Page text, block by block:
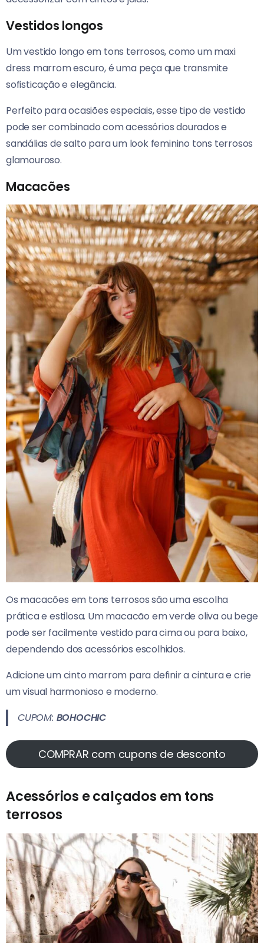
Vestidos longos
Um vestido longo em tons terrosos, como um maxi
dress marrom escuro, é uma peça que transmite
sofisticação e elegância.
Perfeito para ocasiões especiais, esse tipo de vestido
pode ser combinado com acessórios dourados e
sandálias de salto para um look feminino tons terrosos
glamouroso.
Macacões
Os macacões em tons terrosos são uma escolha
prática e estilosa. Um macacão em verde oliva ou bege
pode ser facilmente vestido para cima ou para baixo,
dependendo dos acessórios escolhidos.
Adicione um cinto marrom para definir a cintura e crie
um visual harmonioso e moderno.
CUPOM: BOHOCHIC
COMPRAR com cupons de desconto
Acessórios e calçados em tons
terrosos